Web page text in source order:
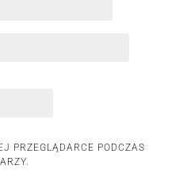
PRZEGLĄDARCE PODCZAS